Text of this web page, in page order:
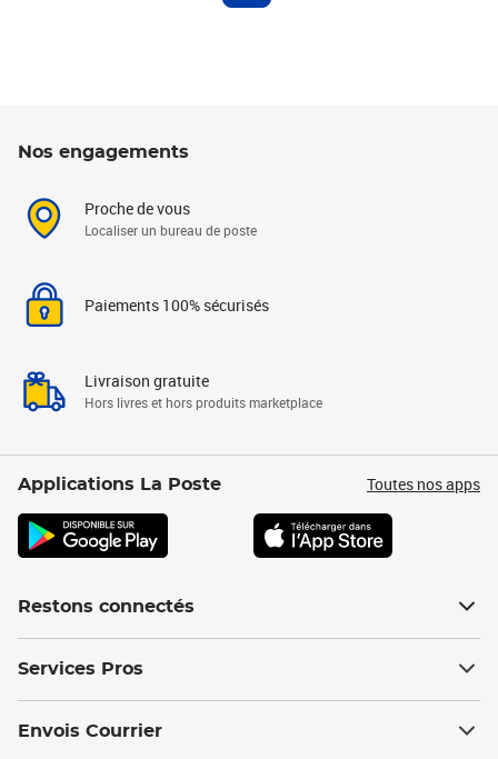
Nos engagements
Proche de vous
Localiser un bureau de poste
Paiements 100% sécurisés
Livraison gratuite
Hors livres et hors produits marketplace
Applications La Poste Toutes nos apps
Restons connectés
Services Pros
Envois Courrier